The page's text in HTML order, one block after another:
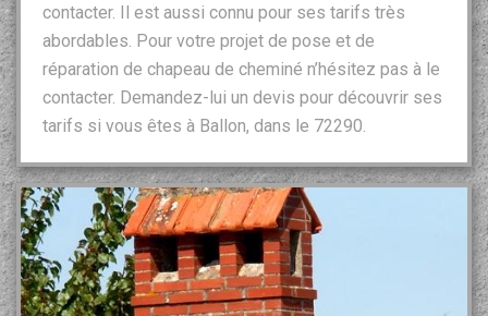
contacter. Il est aussi connu pour ses tarifs très
abordables. Pour votre projet de pose et de
réparation de chapeau de cheminé n’hésitez pas à le
contacter. Demandez-lui un devis pour découvrir ses
tarifs si vous êtes à Ballon, dans le 72290.